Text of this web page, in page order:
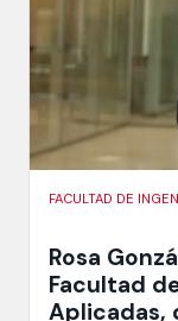
FACULTAD DE
Rosa
Facultad
Aplicadas,